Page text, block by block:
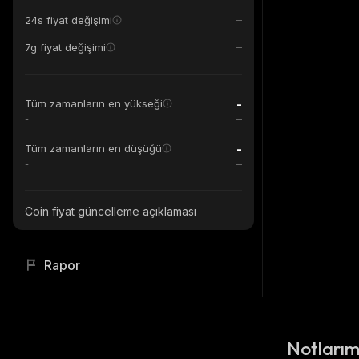
24s fiyat değişimi
7g fiyat değişimi
Tüm zamanların en yükseği -
-
Tüm zamanların en düşüğü -
-
Coin fiyat güncelleme açıklaması
Rapor
Notlarım